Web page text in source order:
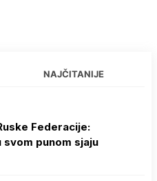
NAJČITANIJE
Federacije:
svom punom sjaju